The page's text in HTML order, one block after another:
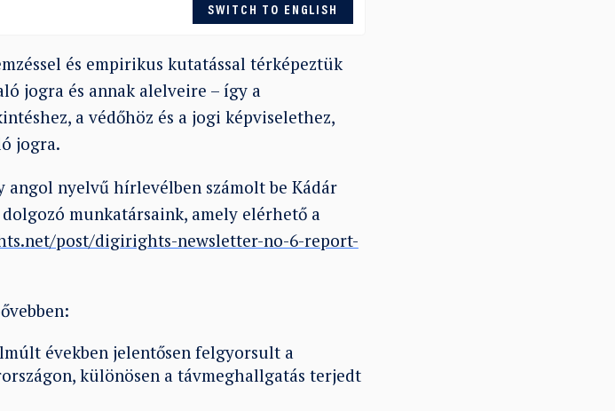
SWITCH TO ENGLISH
és empirikus kutatással térképeztük
jogra és annak alelveire – így a
a védőhöz és a jogi képviselethez,
jogra.
nyelvű hírlevélben számolt be Kádár
munkatársaink, amely elérhető a
post/digirights-newsletter-no-6-report-
években jelentősen felgyorsult a
különösen a távmeghallgatás terjedt